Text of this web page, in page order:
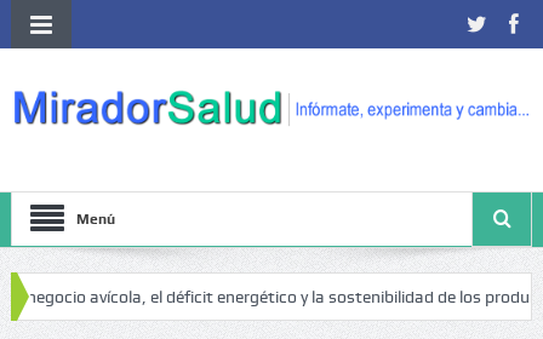
Menú
negocio avícola, el déficit energético y la sostenibilidad de los